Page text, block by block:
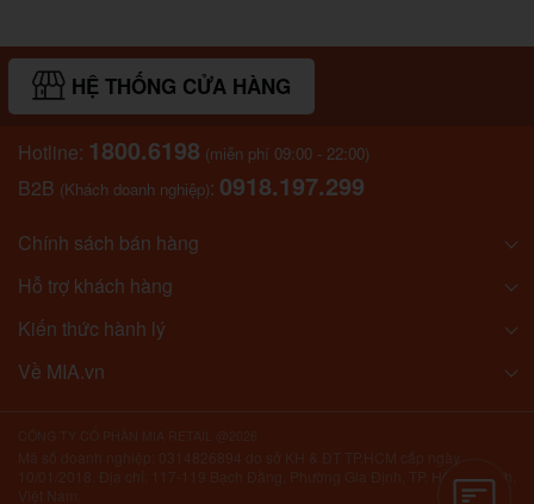
HỆ THỐNG CỬA HÀNG
Hotline: 1800.6198 (miễn phí 09:00 - 22:00)
B2B (Khách doanh nghiệp): 0918.197.299
Chính sách bán hàng
Hỗ trợ khách hàng
Kiến thức hành lý
Về MIA.vn
10/01/2018. Địa chỉ: 117-119 Bạch Đằng, Phường Gia Định, TP. Hồ Chí Minh,